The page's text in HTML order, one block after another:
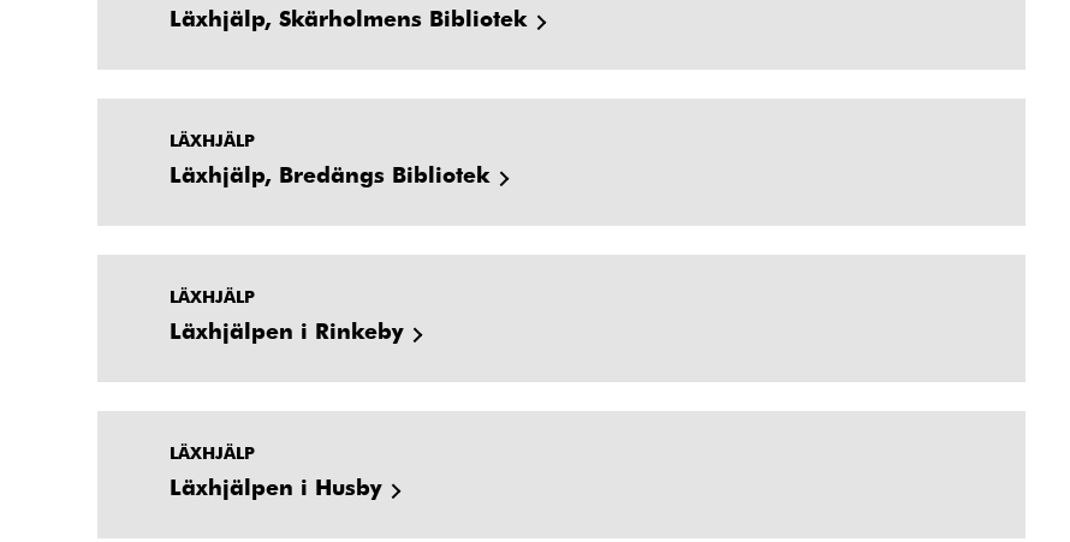
Läxhjälp, Skärholmens Bibliotek
LÄXHJÄLP
Läxhjälp, Bredängs Bibliotek
LÄXHJÄLP
Läxhjälpen i Rinkeby
LÄXHJÄLP
Läxhjälpen i Husby